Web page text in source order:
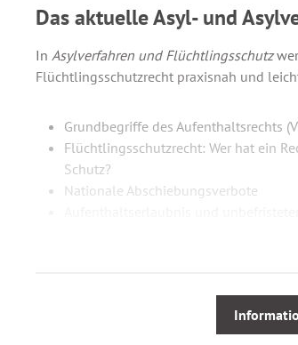
Das aktuelle Asyl- und
In Asylverfahren und Flüchtlingsschutz
Flüchtlingsschutzrecht praxisnah und
Grundbegriffe des Aufenthaltsrechts
Flüchtlingsschutzrecht: Wer hat ein
Schutz?
Nationale Abschiebungsverbote
Rechtsfragen bei Anträgen nach
(„Dublin“-Verfahren, „Anerkannte“ in
Die Anhörung beim Bundesamt: